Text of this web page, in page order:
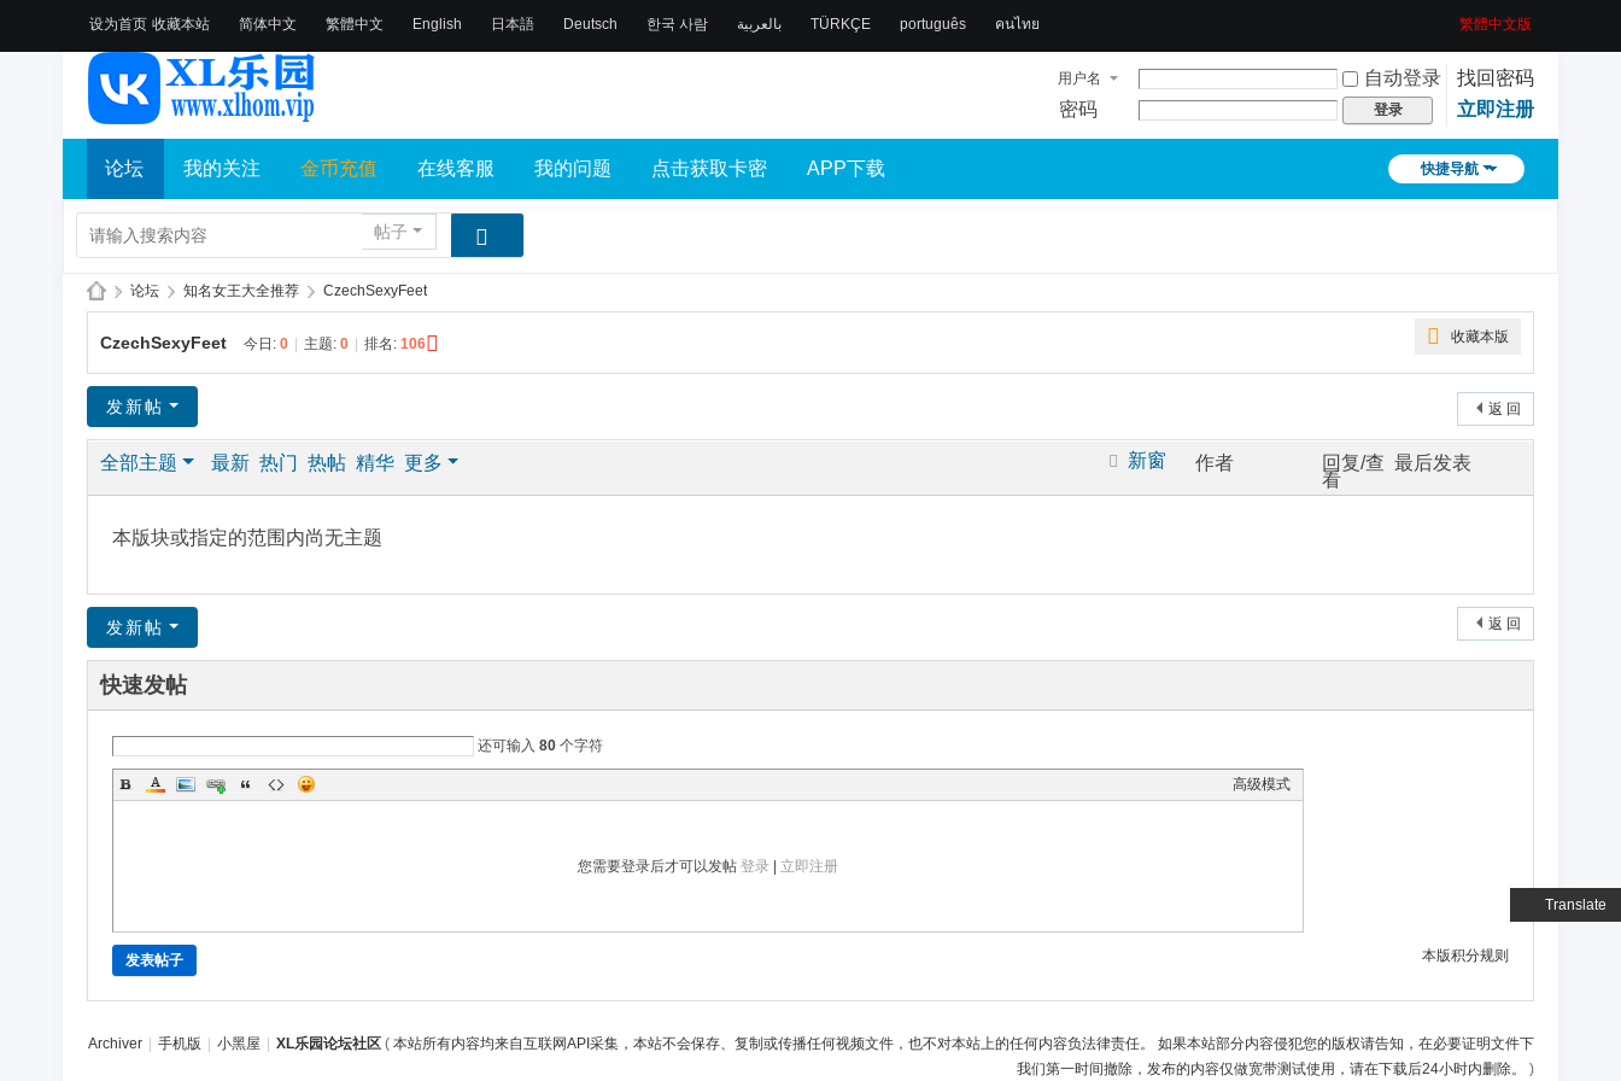
设为首页 收藏本站
Translate
简体中文 繁體中文 English 日本語 Deutsch 한국 사람 بالعربية TÜRKÇE português คนไทย 繁體中文版
用户名 自动登录
找回密码
密码
登录 立即注册
快捷导航
论坛 我的关注 金币充值 在线客服 我的问题 点击获取卡密 APP下载
帖子
乐
园
论
坛
» 论坛 › 知名女王大全推荐 › CzechSexyFeet
收藏本版
CzechSexyFeet 今日: 0 主题: 0 排名: 106
返 回
发新帖
新窗
全部主题 最新 热门 热帖 精华 更多 作者
回复/查
看
最后发表
本版块或指定的范围内尚无主题
返 回
发新帖
快速发帖
还可输入 80 个字符
高级模式
您需要登录后才可以发帖 登录 立即注册
本版积分规则
发表帖子
Archiver 手机版 小黑屋 XL乐园论坛社区 ( 本站所有内容均来自互联网API采集，本站不会保存、复制或传播任何视频文件，也不对本站上的任何内容负法律责任。 如果本站部分内容侵犯您的版权请告知，在必要证明文件下
我们第一时间撤除，发布的内容仅做宽带测试使用，请在下载后24小时内删除。
)